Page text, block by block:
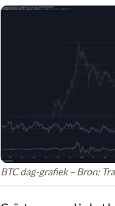
BTC dag-grafiek – Bron: